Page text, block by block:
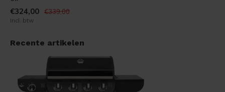
€324,00 €339,00
Incl. btw
Recente artikelen